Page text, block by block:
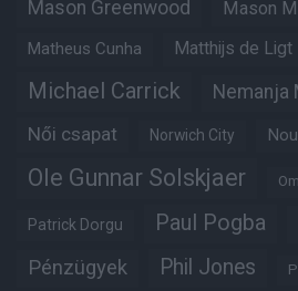
Mason Greenwood Mason
Matheus Cunha Matthijs de Ligt
Michael Carrick Nemanja
Női csapat Norwich City
Ole Gunnar Solskjaer
Patrick Dorgu Paul Pogba
Pénzügyek Phil Jones